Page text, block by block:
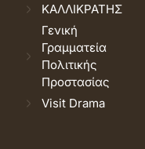
ΚΑΛΛΙΚΡΑΤΗΣ
Γενική
Γραμματεία
Πολιτικής
Προστασίας
Visit Drama